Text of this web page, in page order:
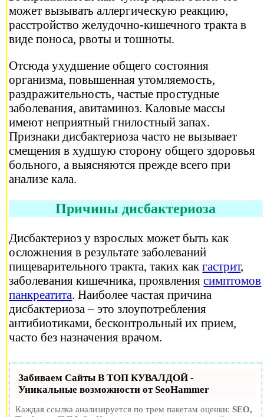
может вызывать аллергическую реакцию,
расстройство желудочно-кишечного тракта в
виде поноса, рвоты и тошноты.
Отсюда ухудшение общего состояния
организма, повышенная утомляемость,
раздражительность, частые простудные
заболевания, авитаминоз. Каловые массы
имеют неприятный гнилостный запах.
Признаки дисбактериоза часто не вызывает
смещения в худшую сторону общего здоровья
больного, а выясняются прежде всего при
анализе кала.
Причины дисбактериоза
Дисбактериоз у взрослых может быть как
осложнения в результате заболеваний
пищеварительного тракта, таких какгастрит,
заболевания кишечника, проявлениясимптомов
панкреатита. Наиболее частая причина
дисбактериоза – это злоупотребления
антибиотиками, бесконтрольный их прием,
часто без назначения врачом.
Забиваем Сайты В ТОП КУВАЛДОЙ -
Уникальные возможности от SeoHammer
Каждая ссылка анализируется по трем пакетам оценки:SEO,